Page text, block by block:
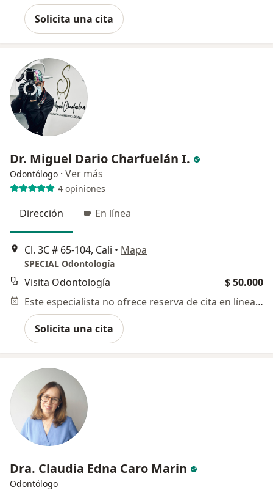
Solicita una cita
Dr. Miguel Dario Charfuelán I.
Odontólogo · Ver más
4 opiniones
Dirección En línea
Cl. 3C # 65-104, Cali • Mapa
SPECIAL Odontología
Visita Odontología
$ 50.000
Este especialista no ofrece reserva de cita en línea en esta dirección.
Solicita una cita
Dra. Claudia Edna Caro Marin
Odontólogo